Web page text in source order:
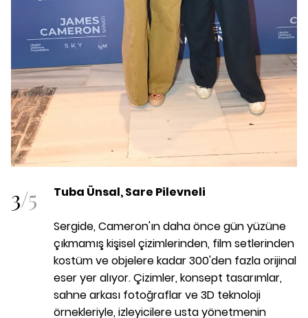
3/5 Tuba Ünsal, Sare Pilevneli
Sergide, Cameron'ın daha önce gün yüzüne
çıkmamış kişisel çizimlerinden, film setlerinden
kostüm ve objelere kadar 300'den fazla orijinal
eser yer alıyor. Çizimler, konsept tasarımlar,
sahne arkası fotoğraflar ve 3D teknoloji
örnekleriyle, izleyicilere usta yönetmenin